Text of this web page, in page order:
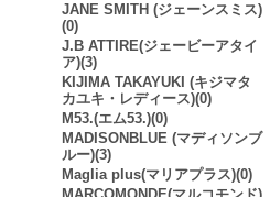
JANE SMITH (ジェーンスミス)
(0)
J.B ATTIRE(ジェービーアタイ
ア)(3)
KIJIMA TAKAYUKI (キジマタ
カユキ・レディース)(0)
M53.(エム53.)(0)
MADISONBLUE (マディソンブ
ルー)(3)
Maglia plus(マリアプラス)(0)